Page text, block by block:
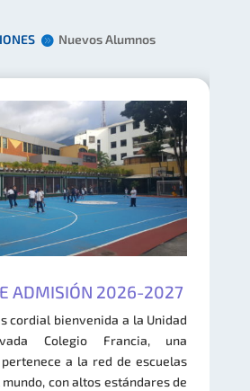
Nuevos Alumnos
ADMISIÓN 2026-2027
cordial bienvenida a la Unidad
Colegio Francia, una
a la red de escuelas
con altos estándares de